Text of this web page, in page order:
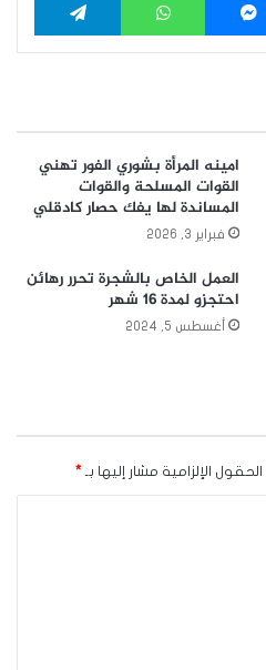
امينه المرأة بشوري الفور تهني
القوات المسلحة والقوات
المساندة لها يفك حصار كادقلي
فبراير 3, 2026
العمل الخاص بالشجرة تحرر رهائن
احتجزو لمدة 16 شهر
أغسطس 5, 2024
الحقول الإلزامية مشار إليها بـ *